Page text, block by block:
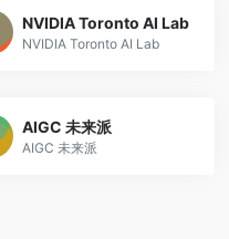
NVIDIA Toronto AI Lab
NVIDIA Toronto AI Lab
AIGC 未来派
AIGC 未来派